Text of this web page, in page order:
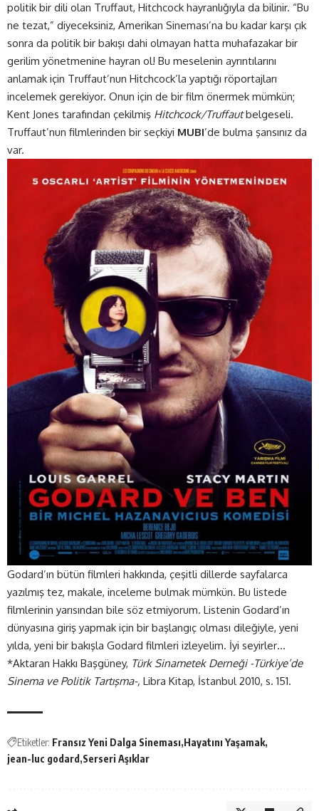
politik bir dili olan Truffaut, Hitchcock hayranlığıyla da bilinir. “Bu
ne tezat,” diyeceksiniz, Amerikan Sineması’na bu kadar karşı çık
sonra da politik bir bakışı dahi olmayan hatta muhafazakar bir
gerilim yönetmenine hayran ol! Bu meselenin ayrıntılarını
anlamak için Truffaut’nun Hitchcock’la yaptığı röportajları
incelemek gerekiyor. Onun için de bir film önermek mümkün;
Kent Jones tarafından çekilmiş Hitchcock/Truffautbelgeseli.
Truffaut’nun filmlerinden bir seçkiyi MUBI’de bulma şansınız da
var.
Godard’ın bütün filmleri hakkında, çeşitli dillerde sayfalarca
yazılmış tez, makale, inceleme bulmak mümkün. Bu listede
filmlerinin yarısından bile söz etmiyorum. Listenin Godard’ın
dünyasına giriş yapmak için bir başlangıç olması dileğiyle, yeni
yılda, yeni bir bakışla Godard filmleri izleyelim. İyi seyirler…
*Aktaran Hakkı Başgüney, Türk Sinametek Derneği -Türkiye’de
Sinema ve Politik Tartışma-, Libra Kitap, İstanbul 2010, s. 151.
Etiketler: Fransız Yeni Dalga Sineması Hayatını Yaşamak
jean-luc godard Serseri Aşıklar